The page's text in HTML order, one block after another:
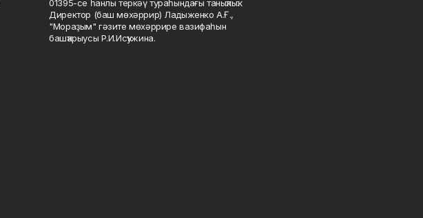
01395-се һанлы теркәү тураһындағы таныҡлыҡ.
Директор (баш мөхәррир) Ладыженко А.Ғ.,
"Мораҙым" гәзите мөхәррире вазифаһын
башҡарыусы Р.И.Исҡужина.